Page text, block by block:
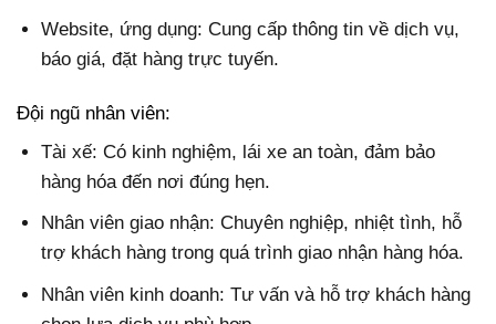
Website, ứng dụng: Cung cấp thông tin về dịch vụ,
báo giá, đặt hàng trực tuyến.
Đội ngũ nhân viên:
Tài xế: Có kinh nghiệm, lái xe an toàn, đảm bảo
hàng hóa đến nơi đúng hẹn.
Nhân viên giao nhận: Chuyên nghiệp, nhiệt tình, hỗ
trợ khách hàng trong quá trình giao nhận hàng hóa.
Nhân viên kinh doanh: Tư vấn và hỗ trợ khách hàng